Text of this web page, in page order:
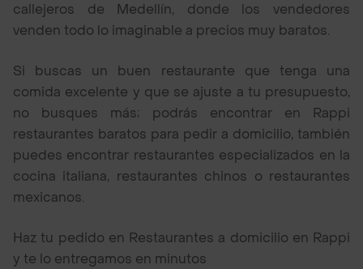
callejeros de Medellín, donde los vendedores
venden todo lo imaginable a precios muy baratos.
Si buscas un buen restaurante que tenga una
comida excelente y que se ajuste a tu presupuesto,
no busques más; podrás encontrar en Rappi
restaurantes baratos para pedir a domicilio, también
puedes encontrar restaurantes especializados en la
cocina italiana, restaurantes chinos o restaurantes
mexicanos.
Haz tu pedido en Restaurantes a domicilio en Rappi
y te lo entregamos en minutos